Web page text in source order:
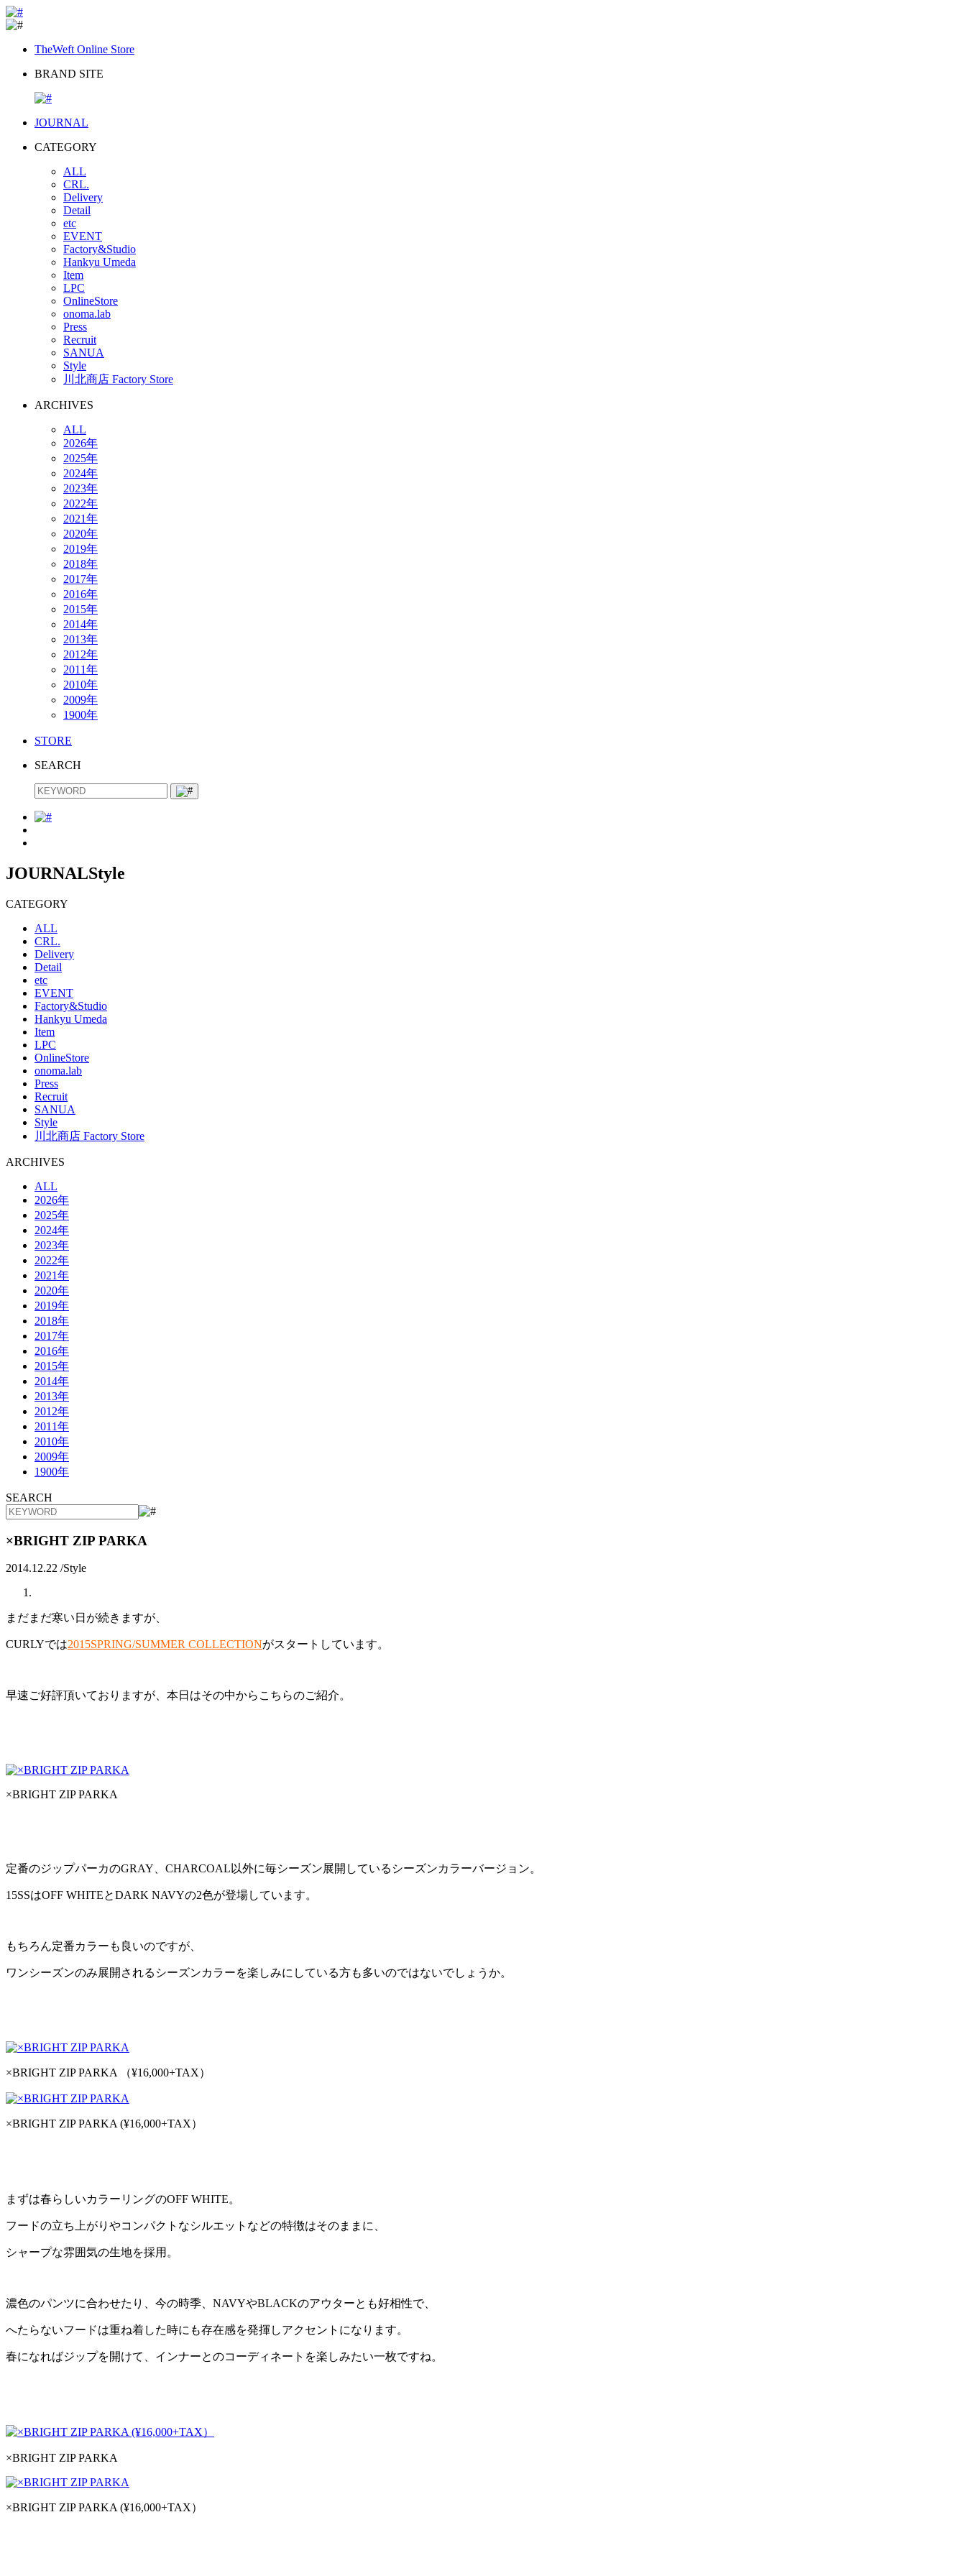
TheWeft Online Store
BRAND SITE
JOURNAL
CATEGORY
ALL
CRL.
Delivery
Detail
etc
EVENT
Factory&Studio
Hankyu Umeda
Item
LPC
OnlineStore
onoma.lab
Press
Recruit
SANUA
Style
川北商店 Factory Store
ARCHIVES
ALL
2026年
2025年
2024年
2023年
2022年
2021年
2020年
2019年
2018年
2017年
2016年
2015年
2014年
2013年
2012年
2011年
2010年
2009年
1900年
STORE
SEARCH
JOURNALStyle
CATEGORY
ALL
CRL.
Delivery
Detail
etc
EVENT
Factory&Studio
Hankyu Umeda
Item
LPC
OnlineStore
onoma.lab
Press
Recruit
SANUA
Style
川北商店 Factory Store
ARCHIVES
ALL
2026年
2025年
2024年
2023年
2022年
2021年
2020年
2019年
2018年
2017年
2016年
2015年
2014年
2013年
2012年
2011年
2010年
2009年
1900年
SEARCH
×BRIGHT ZIP PARKA
2014.12.22 /Style
まだまだ寒い日が続きますが、
CURLYでは2015SPRING/SUMMER COLLECTIONがスタートしています。
早速ご好評頂いておりますが、本日はその中からこちらのご紹介。
×BRIGHT ZIP PARKA
定番のジップパーカのGRAY、CHARCOAL以外に毎シーズン展開しているシーズンカラーバージョン。
15SSはOFF WHITEとDARK NAVYの2色が登場しています。
もちろん定番カラーも良いのですが、
ワンシーズンのみ展開されるシーズンカラーを楽しみにしている方も多いのではないでしょうか。
×BRIGHT ZIP PARKA （¥16,000+TAX）
×BRIGHT ZIP PARKA (¥16,000+TAX）
まずは春らしいカラーリングのOFF WHITE。
フードの立ち上がりやコンパクトなシルエットなどの特徴はそのままに、
シャープな雰囲気の生地を採用。
濃色のパンツに合わせたり、今の時季、NAVYやBLACKのアウターとも好相性で、
へたらないフードは重ね着した時にも存在感を発揮しアクセントになります。
春になればジップを開けて、インナーとのコーディネートを楽しみたい一枚ですね。
×BRIGHT ZIP PARKA
×BRIGHT ZIP PARKA (¥16,000+TAX）